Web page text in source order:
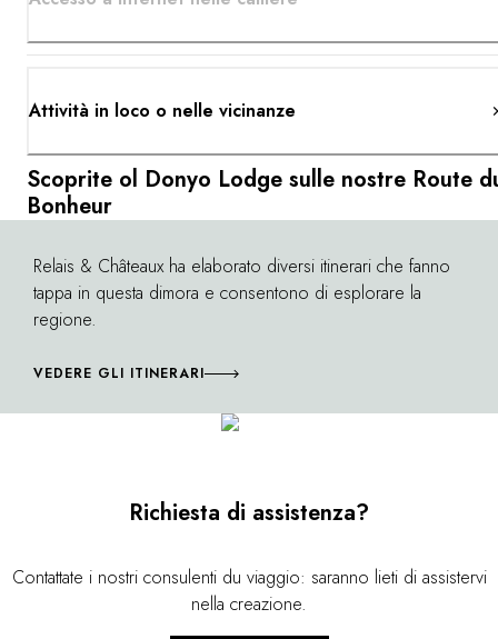
Attività in loco o nelle vicinanze
Richiesta di assistenza?
Contattate i nostri consulenti du viaggio: saranno lieti di assistervi
nella creazione.
Scoprite ol Donyo Lodge sulle nostre Route
Bonheur
©
Relais & Châteaux ha elaborato diversi itinerari che fanno
tappa in questa dimora e consentono di esplorare la
regione.
VEDERE GLI ITINERARI